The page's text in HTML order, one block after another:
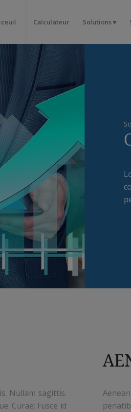
Calculateur Solutions
Nullam sagittis.
Curae; Fusce id